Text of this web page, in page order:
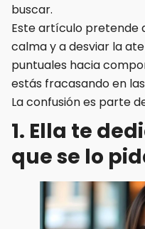
buscar.
Este artículo pretende
calma y a desviar la
puntuales hacia
estás fracasando en
La confusión es parte
1. Ella te
que se lo